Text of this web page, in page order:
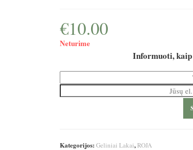
€10.00
Neturime
Informuoti, kaip
Kategorijos: Geliniai Lakai, ROJA